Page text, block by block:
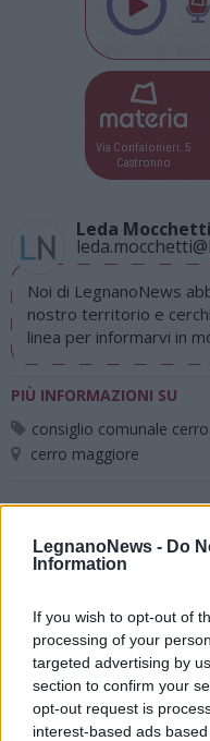
LegnanoNews - Do
Information
If you wish to opt-out of
processing of your
targeted advertising by
section to confirm your
opt-out request is
interest-based ads
Via Confalonieri, 5
Castronno
Leda Mocchetti
Noi di LegnanoNews
nostro territorio e
linea per informarvi in
PIÙ INFORMAZIONI SU
consiglio comunale
cerro maggiore
Il